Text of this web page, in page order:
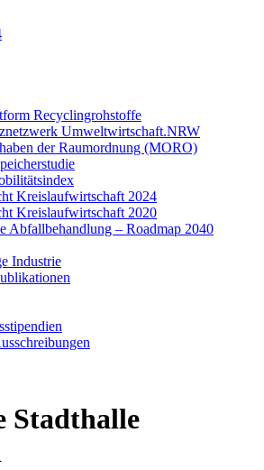
Recyclingrohstoffe
Umweltwirtschaft.NRW
der Raumordnung (MORO)
Kreislaufwirtschaft 2024
Kreislaufwirtschaft 2020
Abfallbehandlung – Roadmap 2040
Industrie
Stadthalle